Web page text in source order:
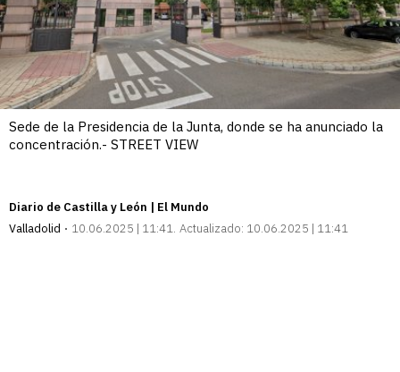
Sede de la Presidencia de la Junta, donde se ha anunciado la
concentración.- STREET VIEW
Diario de Castilla y León | El Mundo
Valladolid
10.06.2025 | 11:41 Actualizado: 10.06.2025 | 11:41